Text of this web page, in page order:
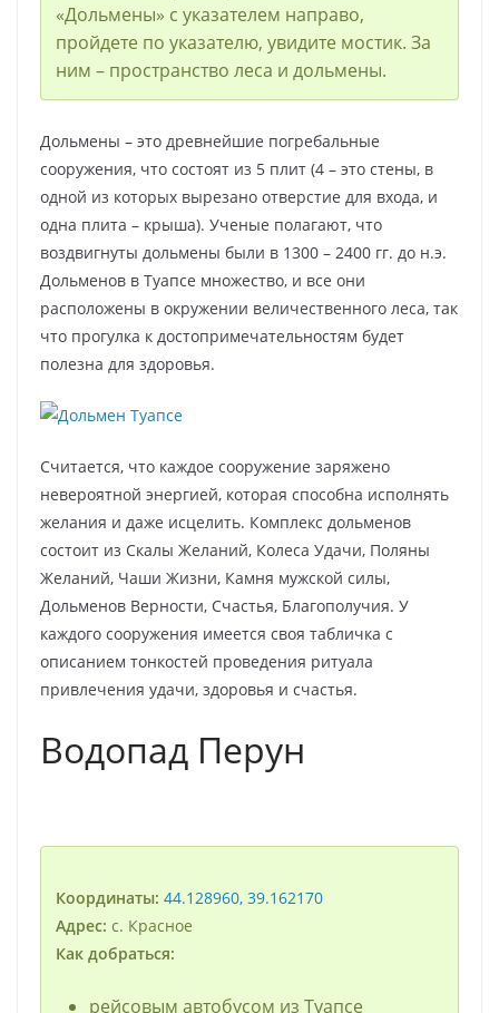
«Дольмены» с указателем направо,
пройдете по указателю, увидите мостик. За
ним – пространство леса и дольмены.
Дольмены – это древнейшие погребальные
сооружения, что состоят из 5 плит (4 – это стены, в
одной из которых вырезано отверстие для входа, и
одна плита – крыша). Ученые полагают, что
воздвигнуты дольмены были в 1300 – 2400 гг. до н.э.
Дольменов в Туапсе множество, и все они
расположены в окружении величественного леса, так
что прогулка к достопримечательностям будет
полезна для здоровья.
Считается, что каждое сооружение заряжено
невероятной энергией, которая способна исполнять
желания и даже исцелить. Комплекс дольменов
состоит из Скалы Желаний, Колеса Удачи, Поляны
Желаний, Чаши Жизни, Камня мужской силы,
Дольменов Верности, Счастья, Благополучия. У
каждого сооружения имеется своя табличка с
описанием тонкостей проведения ритуала
привлечения удачи, здоровья и счастья.
Водопад Перун
Координаты: 44.128960, 39.162170
Адрес: с. Красное
Как добраться:
рейсовым автобусом из Туапсе